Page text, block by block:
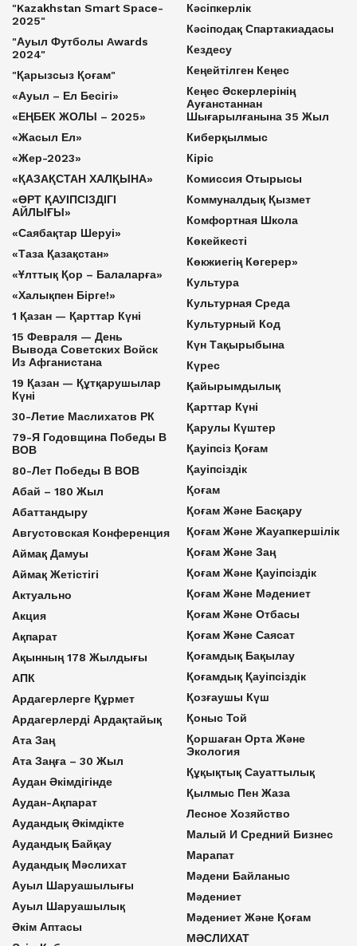
"Kazakhstan Smart Space-
2025"
"Ауыл Футболы Awards
2024"
"Қарызсыз Қоғам"
«Ауыл – Ел Бесігі»
«ЕҢБЕК ЖОЛЫ – 2025»
«Жасыл Ел»
«Жер-2023»
«ҚАЗАҚСТАН ХАЛҚЫНА»
«ӨРТ ҚАУІПСІЗДІГІ
АЙЛЫҒЫ»
«Саябақтар Шеруі»
«Таза Қазақстан»
«Ұлттық Қор – Балаларға»
«Халықпен Бірге!»
1 Қазан — Қарттар Күні
15 Февраля — День
Вывода Советских Войск
Из Афганистана
19 Қазан — Құтқарушылар
Күні
30-Летие Маслихатов РК
79-Я Годовщина Победы В
ВОВ
80-Лет Победы В ВОВ
Абай – 180 Жыл
Абаттандыру
Августовская Конференция
Аймақ Дамуы
Аймақ Жетістігі
Актуально
Акция
Ақпарат
Ақынның 178 Жылдығы
АПК
Ардагерлерге Құрмет
Ардагерлерді Ардақтайық
Ата Заң
Ата Заңға – 30 Жыл
Аудан Әкімдігінде
Аудан-Ақпарат
Аудандық Әкімдікте
Аудандық Байқау
Аудандық Мәслихат
Ауыл Шаруашылығы
Ауыл Шаруашылық
Әкім Аптасы
Кәсіпкерлік
Кәсіподақ Спартакиадасы
Кездесу
Кеңейтілген Кеңес
Кеңес Әскерлерінің
Ауғанстаннан
Шығарылғанына 35 Жыл
Киберқылмыс
Кіріс
Комиссия Отырысы
Коммуналдық Қызмет
Комфортная Школа
Көкейкесті
Көкжиегің Көгерер»
Культура
Культурная Среда
Культурный Код
Күн Тақырыбына
Күрес
Қайырымдылық
Қарттар Күні
Қарулы Күштер
Қауіпсіз Қоғам
Қауіпсіздік
Қоғам
Қоғам Және Басқару
Қоғам Және Жауапкершілік
Қоғам Және Заң
Қоғам Және Қауіпсіздік
Қоғам Және Мәдениет
Қоғам Және Отбасы
Қоғам Және Саясат
Қоғамдық Бақылау
Қоғамдық Қауіпсіздік
Қозғаушы Күш
Қоныс Той
Қоршаған Орта Және
Экология
Құқықтық Сауаттылық
Қылмыс Пен Жаза
Лесное Хозяйство
Малый И Средний Бизнес
Марапат
Мәдени Байланыс
Мәдениет
Мәдениет Және Қоғам
МӘСЛИХАТ